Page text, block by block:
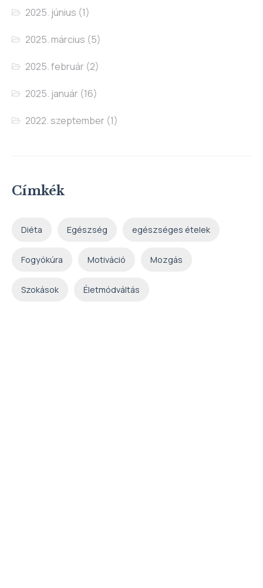
2025. június (1)
2025. március (5)
2025. február (2)
2025. január (16)
2022. szeptember (1)
Címkék
Diéta Egészség egészséges ételek
Fogyókúra Motiváció Mozgás
Szokások Életmódváltás